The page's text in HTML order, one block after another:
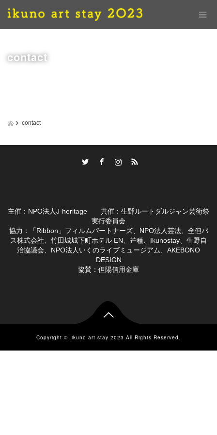
contact
contact
InstagramRSS
主催：NPO法人J-heritage 共催：生野ルートダルジャン芸術祭
実行委員会
協力：「Ribbon」フィルムパートナーズ、NPO法人芸法、全但バ
ス株式会社、竹田城城下町ホテル EN、芒種、Ikunostay、生野自
治協議会、NPO法人いくのライブミュージアム、AKEBONO
DESIGN
協賛：但陽信用金庫

Copyright © ikuno art stay 2023 All Rights Reserved.